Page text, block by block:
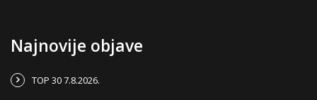
Najnovije objave
TOP 30 7.8.2026.